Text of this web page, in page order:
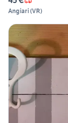
Angiari(VR)